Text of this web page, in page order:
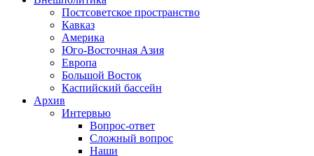
Постсоветское пространство
Кавказ
Америка
Юго-Восточная Азия
Европа
Большой Восток
Каспийский бассейн
Архив
Интервью
Вопрос-ответ
Сложный вопрос
Наши